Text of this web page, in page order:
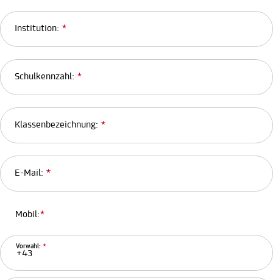
Institution: *
Schulkennzahl: *
Klassenbezeichnung: *
E-Mail: *
Mobil:*
Vorwahl:*